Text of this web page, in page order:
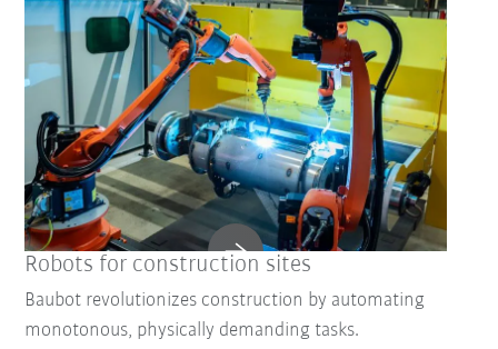
Robots for construction sites
Baubot revolutionizes construction by automating
monotonous, physically demanding tasks.